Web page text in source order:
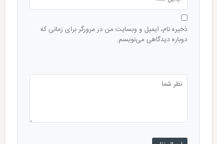
ذخیره نام، ایمیل و وبسایت من در مرورگر برای زمانی که
دوباره دیدگاهی می‌نویسم.